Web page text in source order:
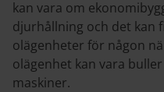
kan vara om
djurhållning och det kan
olägenheter för någon
olägenhet kan vara
maskiner.